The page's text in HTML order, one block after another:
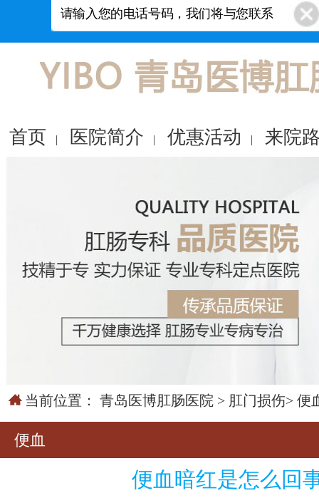
首页 | 医院简介 | 优惠活动 | 来院
当前位置： 青岛医博肛肠医院 > 肛门损伤> 便
便血
便血暗红是怎么回